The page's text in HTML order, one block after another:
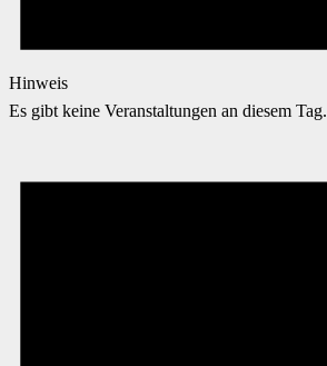
Hinweis
Es gibt keine Veranstaltungen an diesem Tag.